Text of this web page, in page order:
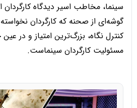
سینما، مخاطب اسیر دیدگاه
گوشه‌ای از صحنه که کارگردان
کنترل نگاه، بزرگ‌ترین امتیاز و در
مسئولیت کارگردان سینماست.